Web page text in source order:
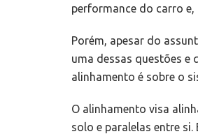
performance do carro
Porém, apesar do
uma dessas questões e
alinhamento é sobre o
O alinhamento visa
solo e paralelas entre